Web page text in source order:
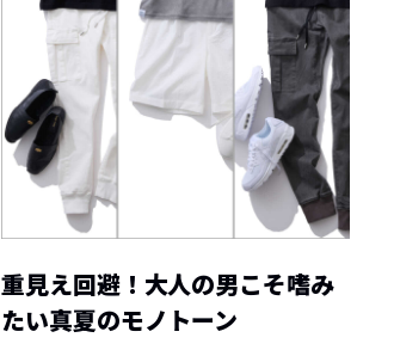
重見え回避！大人の男こそ嗜み
たい真夏のモノトーン